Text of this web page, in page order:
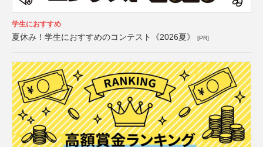
学生におすすめ
夏休み！学生におすすめのコンテスト《2026夏》 [PR]